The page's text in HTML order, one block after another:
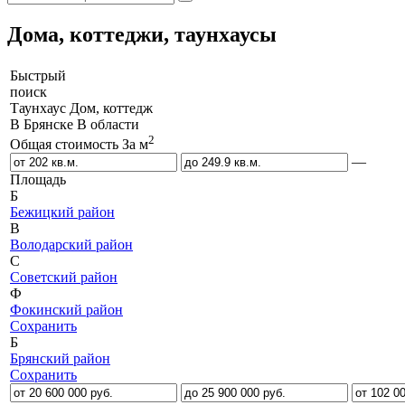
Дома, коттеджи, таунхаусы
Быстрый
поиск
Таунхаус Дом, коттедж
В Брянске В области
Общая стоимость За м2
—
Площадь
Б
Бежицкий район
В
Володарский район
С
Советский район
Ф
Фокинский район
Сохранить
Б
Брянский район
Сохранить